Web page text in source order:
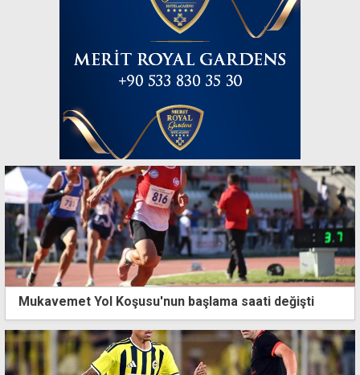
Mukavemet Yol Koşusu'nun başlama saati değişti